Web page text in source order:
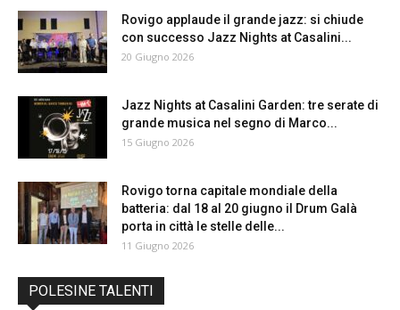
Rovigo applaude il grande jazz: si chiude
con successo Jazz Nights at Casalini...
20 Giugno 2026
Jazz Nights at Casalini Garden: tre serate di
grande musica nel segno di Marco...
15 Giugno 2026
Rovigo torna capitale mondiale della
batteria: dal 18 al 20 giugno il Drum Galà
porta in città le stelle delle...
11 Giugno 2026
POLESINE TALENTI